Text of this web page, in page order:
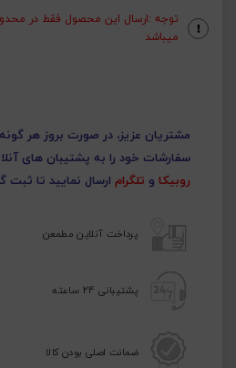
توجه :ارسال این محصول فقط در
میباشد
مشتریان عزیز، در صورت بروز هر
سفارشات خود را به پشتیبان های
روبیکا و تلگرام ارسال نمایید تا ثبت
پرداخت آنلاین مطمعن
پشتیبانی 24 ساعته
ضمانت اصلی بودن کالا